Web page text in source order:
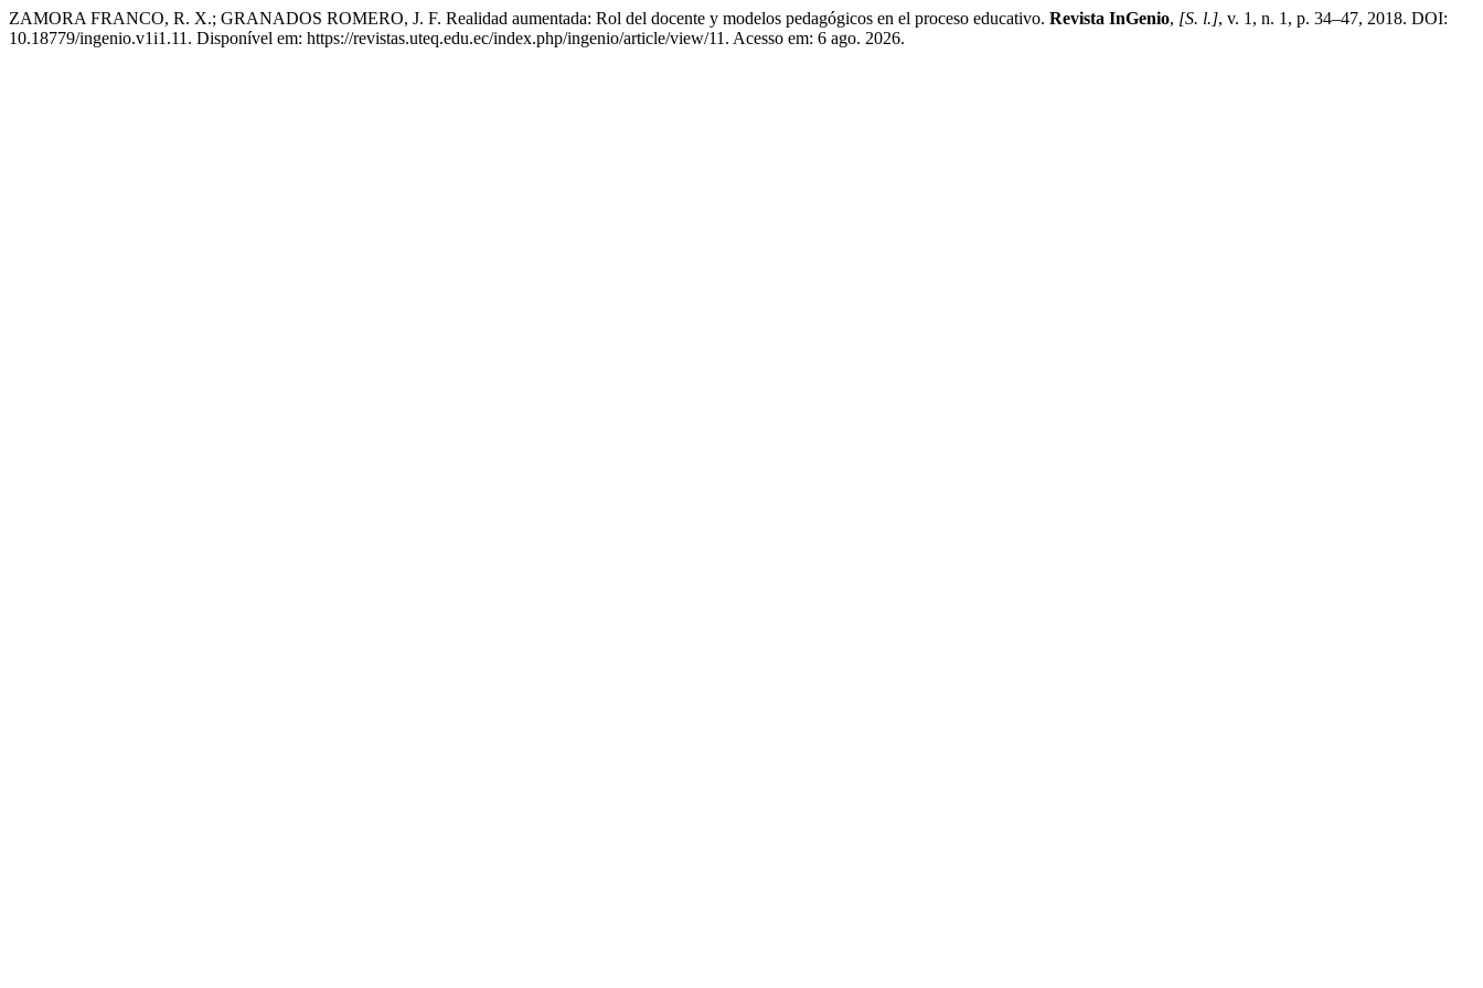
ZAMORA FRANCO, R. X.; GRANADOS ROMERO, J. F. Realidad aumentada: Rol del docente y modelos pedagógicos en el proceso educativo. Revista InGenio, [S. l.], v. 1, n. 1, p. 34–47, 2018. DOI:
10.18779/ingenio.v1i1.11. Disponível em: https://revistas.uteq.edu.ec/index.php/ingenio/article/view/11. Acesso em: 6 ago. 2026.